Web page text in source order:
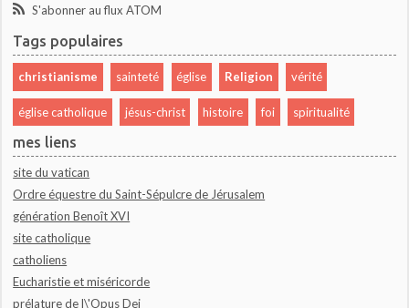
S'abonner au flux ATOM
Tags populaires
christianisme sainteté église Religion vérité
église catholique jésus-christ histoire foi spiritualité
mes liens
site du vatican
Ordre équestre du Saint-Sépulcre de Jérusalem
génération Benoît XVI
site catholique
catholiens
Eucharistie et miséricorde
prélature de l\'Opus Dei